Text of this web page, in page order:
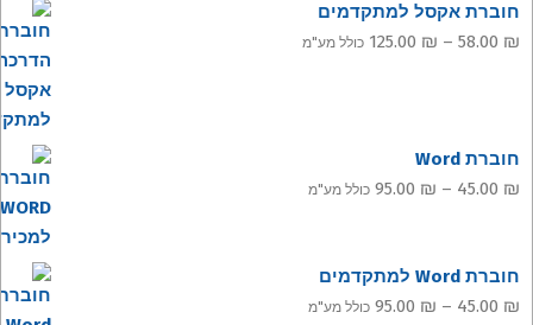
עד
חוברת אקסל למתקדמים
58.00 ₪
–
125.00 ₪
טווח
כולל מע"מ
חוברת Word
45.00 ₪
–
95.00 ₪
טווח
עד
כולל מע"מ
חוברת Word למתקדמים
45.00 ₪
–
95.00 ₪
טווח
כולל מע"מ